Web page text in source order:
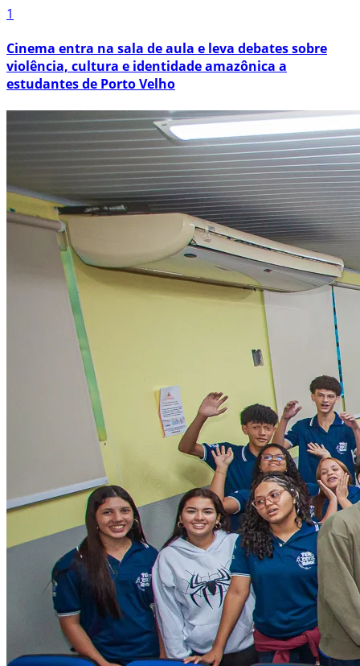
1
Cinema entra na sala de aula e leva debates sobre
violência, cultura e identidade amazônica a
estudantes de Porto Velho